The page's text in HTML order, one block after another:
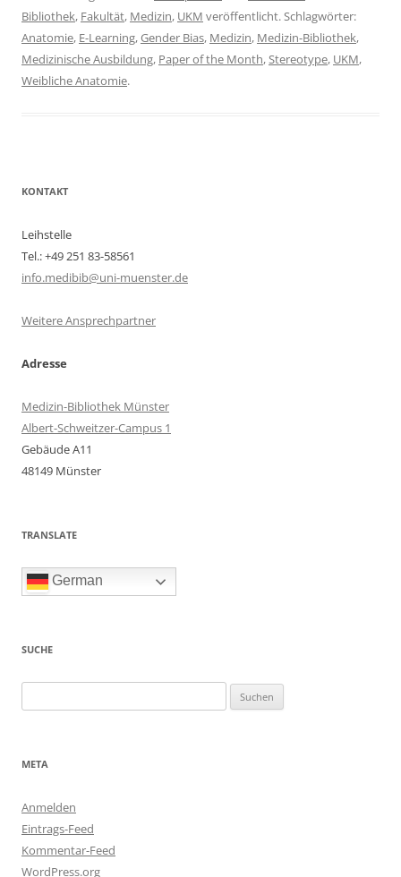
Bibliothek, Fakultät, Medizin, UKM veröffentlicht. Schlagwörter:
Anatomie, E-Learning,Gender Bias, Medizin, Medizin-Bibliothek,
Medizinische Ausbildung, Paper of the Month,Stereotype, UKM,
Weibliche Anatomie.
KONTAKT
Leihstelle
Tel.: +49 251 83-58561
info.medibib@uni-muenster.de
Weitere Ansprechpartner
Adresse
Medizin-Bibliothek Münster
Albert-Schweitzer-Campus 1
Gebäude A11
48149 Münster
TRANSLATE
German
SUCHE
nach:
META
Anmelden
Eintrags-Feed
Kommentar-Feed
WordPress.org